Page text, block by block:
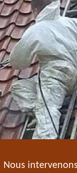
Nous intervenons